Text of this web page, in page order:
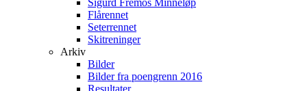
Sigurd Fremos Minneløp
Flårennet
Seterrennet
Skitreninger
Arkiv
Bilder
Bilder fra poengrenn 2016